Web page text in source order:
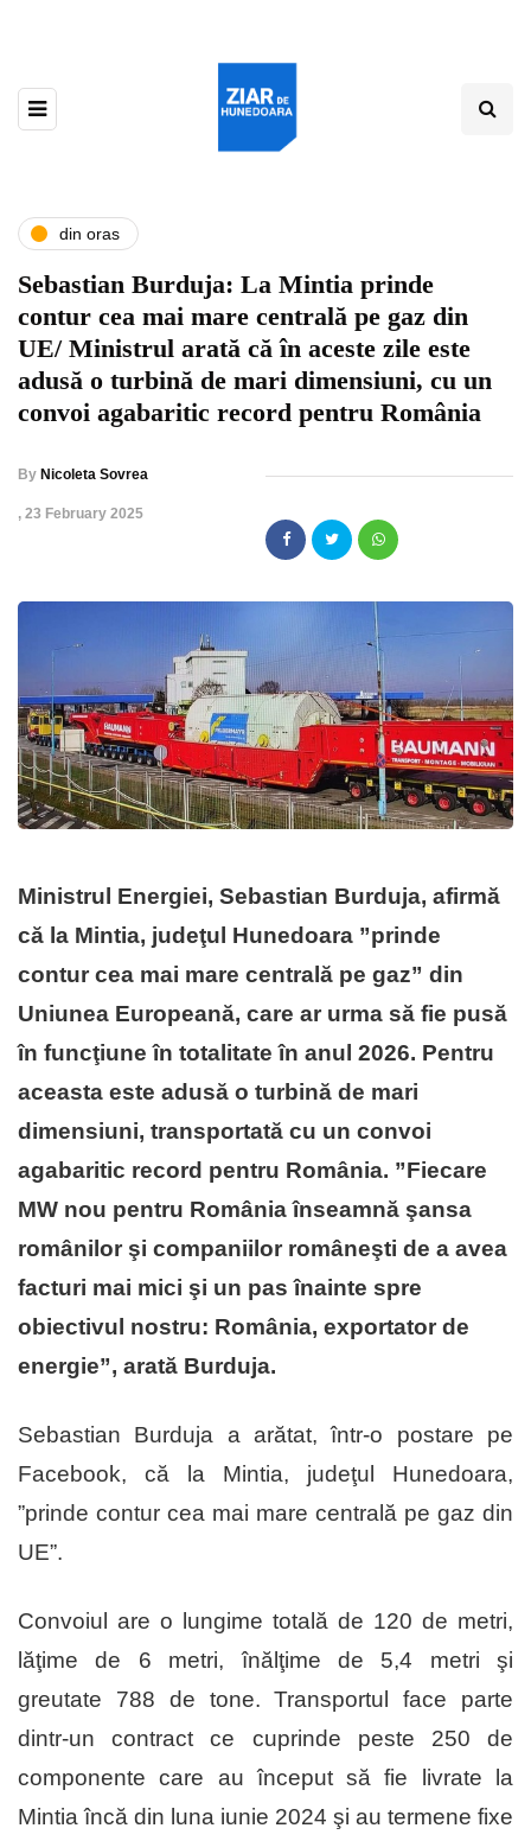
din oras
Sebastian Burduja: La Mintia prinde
contur cea mai mare centrală pe gaz din
UE/ Ministrul arată că în aceste zile este
adusă o turbină de mari dimensiuni, cu un
convoi agabaritic record pentru România
By Nicoleta Sovrea
, 23 February 2025
Ministrul Energiei, Sebastian Burduja, afirmă
că la Mintia, judeţul Hunedoara ”prinde
contur cea mai mare centrală pe gaz” din
Uniunea Europeană, care ar urma să fie pusă
în funcţiune în totalitate în anul 2026. Pentru
aceasta este adusă o turbină de mari
dimensiuni, transportată cu un convoi
agabaritic record pentru România. ”Fiecare
MW nou pentru România înseamnă şansa
românilor şi companiilor româneşti de a avea
facturi mai mici şi un pas înainte spre
obiectivul nostru: România, exportator de
energie”, arată Burduja.
Sebastian Burduja a arătat, într-o postare pe
Facebook, că la Mintia, judeţul Hunedoara,
”prinde contur cea mai mare centrală pe gaz din
UE”.
Convoiul are o lungime totală de 120 de metri,
lăţime de 6 metri, înălţime de 5,4 metri şi
greutate 788 de tone. Transportul face parte
dintr-un contract ce cuprinde peste 250 de
componente care au început să fie livrate la
Mintia încă din luna iunie 2024 şi au termene fixe